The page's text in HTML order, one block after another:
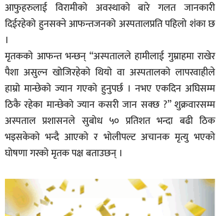
आफुहरुलाई विरामीको अवस्थाको बारे गलत जानकारी
दिईरहेको हुनसक्ने आफन्तजनको अस्पतालप्रति पहिलो शंका छ
।
मृतकको आफन्त भन्छन् “अस्पतालले हामीलाई गुम्राहमा राखेर
पैशा असुल्न खोजिरहेको थियो वा अस्पतालको लापरवाहीले
हाम्रो मान्छेको ज्यान गएको हुनुपर्छ । नभए एकदिन अघिसम्म
ठिकै रहेका मान्छेको ज्यान कसरी जान सक्छ ?” शुक्रवारसम्म
अस्पताल प्रशासनले सुबोध ५० प्रतिशत भन्दा बढी ठिक
भइसकेको भन्दै आएको र भोलीपल्ट अचानक मृत्यु भएको
घोषणा गरको मृतक पक्ष बताउछन् ।